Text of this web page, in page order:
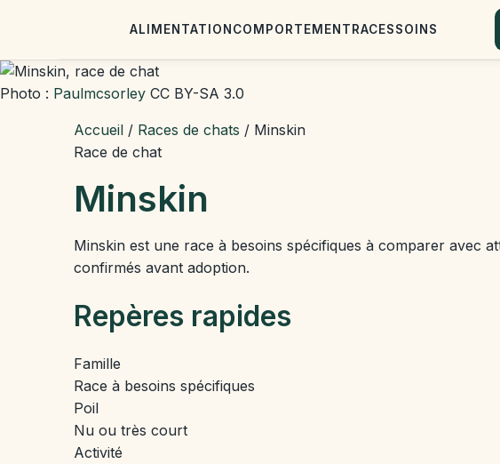
ALIMENTATION COMPORTEMENT RACESSOINS
Photo : Paulmcsorley CC BY-SA 3.0
Accueil / Races de chats / Minskin
Race de chat
Minskin
Minskin est une race à besoins spécifiques à comparer avec
confirmés avant adoption.
Repères rapides
Famille
Race à besoins spécifiques
Poil
Nu ou très court
Activité